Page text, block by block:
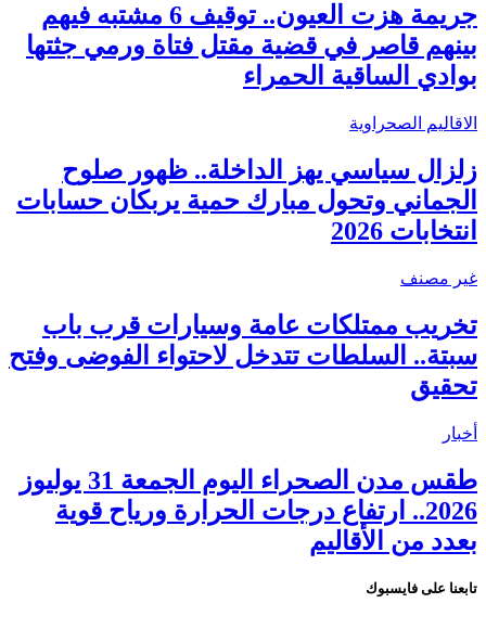
جريمة هزت العيون.. توقيف 6 مشتبه فيهم
بينهم قاصر في قضية مقتل فتاة ورمي جثتها
بوادي الساقية الحمراء
الاقاليم الصحراوية
زلزال سياسي يهز الداخلة.. ظهور صلوح
الجماني وتحول مبارك حمية يربكان حسابات
انتخابات 2026
غير مصنف
تخريب ممتلكات عامة وسيارات قرب باب
سبتة.. السلطات تتدخل لاحتواء الفوضى وفتح
تحقيق
أخبار
طقس مدن الصحراء اليوم الجمعة 31 يوليوز
2026.. ارتفاع درجات الحرارة ورياح قوية
بعدد من الأقاليم
تابعنا على فايسبوك